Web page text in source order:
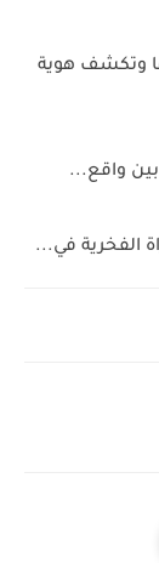
وتكشف هوية
الفخرية في...